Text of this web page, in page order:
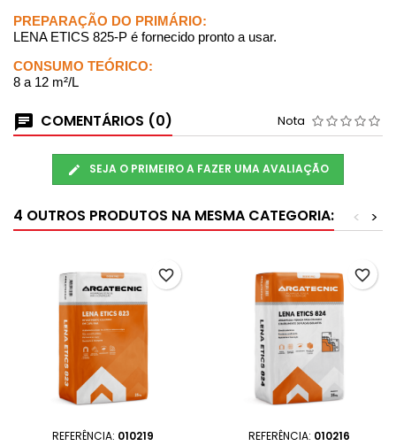
PREPARAÇÃO DO PRIMÁRIO:
LENA ETICS 825-P é fornecido pronto a usar.
CONSUMO TEÓRICO:
8 a 12 m²/L
COMENTÁRIOS (0) Nota
SEJA O PRIMEIRO A FAZER UMA AVALIAÇÃO
4 OUTROS PRODUTOS NA MESMA CATEGORIA: >
<
REFERÊNCIA: 010219
favorite_border
REFERÊNCIA: 010216
favorite_border